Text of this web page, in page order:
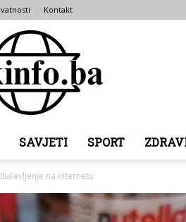
Kontakt
ZDK
SAVJETI SPORT
na internetu